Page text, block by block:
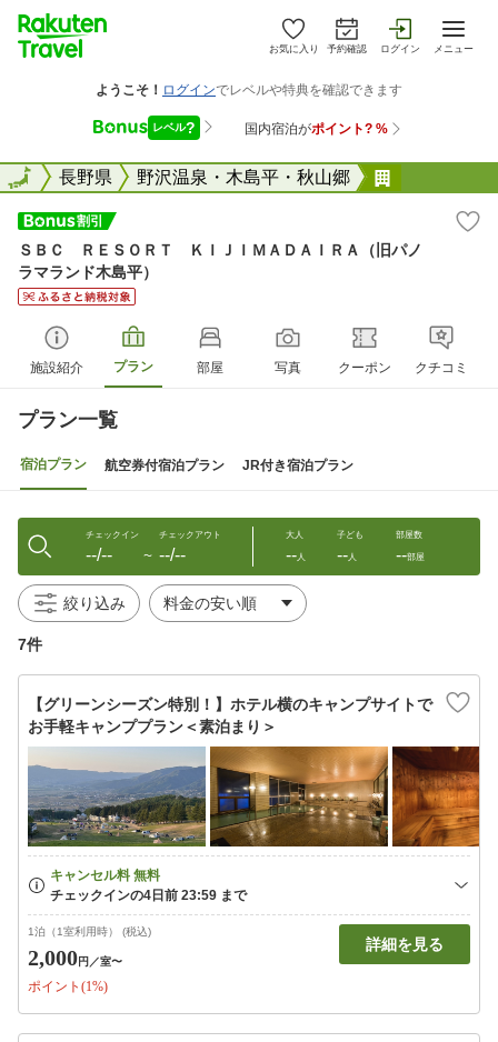
お気に入り 予約確認 ログイン メニュー
全国長野県 野沢温泉・木島平・秋山郷
全国
ＳＢＣ ＲＥＳＯＲＴ ＫＩＪＩＭＡＤＡＩＲＡ（旧パノ
ラマランド木島平）
施設紹介 プラン 部屋 写真 クーポン クチコミ
プラン一覧
宿泊プラン 航空券付宿泊プラン JR付き宿泊プラン
チェックイン
--/-- 〜
チェックアウト
--/--
大人
--人
子ども
--人
部屋数
--部屋
絞り込み
7件
【グリーンシーズン特別！】ホテル横のキャンプサイトで
お手軽キャンププラン＜素泊まり＞
1泊（1室利用時） (税込)
2,000円 ／室〜
ポイント(1%)
詳細を見る